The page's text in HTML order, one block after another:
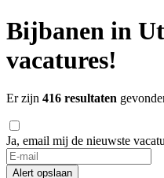
Bijbanen in
vacatures!
Er zijn 416 resultaten
Ja, email mij de nieuwste
Alert opslaan